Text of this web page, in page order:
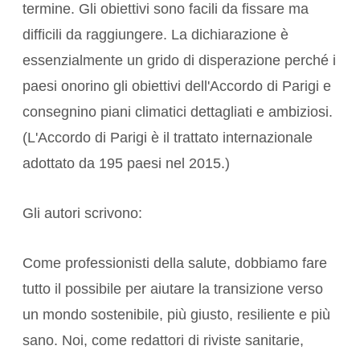
termine. Gli obiettivi sono facili da fissare ma
difficili da raggiungere. La dichiarazione è
essenzialmente un grido di disperazione perché i
paesi onorino gli obiettivi dell'Accordo di Parigi e
consegnino piani climatici dettagliati e ambiziosi.
(L'Accordo di Parigi è il trattato internazionale
adottato da 195 paesi nel 2015.)
Gli autori scrivono:
Come professionisti della salute, dobbiamo fare
tutto il possibile per aiutare la transizione verso
un mondo sostenibile, più giusto, resiliente e più
sano. Noi, come redattori di riviste sanitarie,